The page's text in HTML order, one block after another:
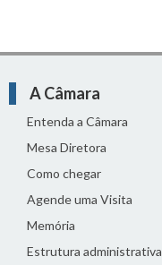
A Câmara
Entenda a Câmara
Mesa Diretora
Como chegar
Agende uma Visita
Memória
Estrutura administrativa